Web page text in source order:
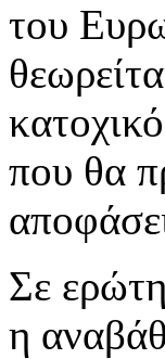
του
που θα
Σε
η